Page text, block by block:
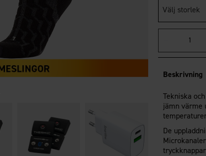
Välj storlek
Beskrivning
Tekniska
jämn värme
De